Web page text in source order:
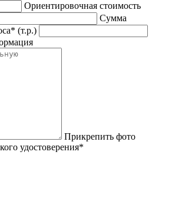
Ориентировочная стоимость
Сумма
(т.р.)
Прикрепить фото
удостоверения*